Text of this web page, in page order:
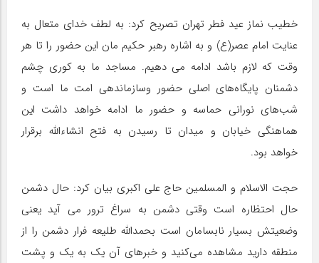
خطیب نماز عید فطر تهران تصریح کرد: به لطف خدای متعال به
عنایت امام عصر(ع) و به اشاره رهبر حکیم مان این حضور را تا هر
وقت که لازم باشد ادامه می دهیم. مساجد ما به کوری چشم
دشمنان پایگاه‌های اصلی حضور وسازماندهی امت ما است و
شب‌های نورانی حماسه و حضور ما ادامه خواهد داشت این
هماهنگی خیابان و میدان تا رسیدن به فتح انشاءالله برقرار
خواهد بود.
حجت الاسلام و المسلمین حاج علی اکبری بیان کرد: حال دشمن
حال احتظاره است وقتی دشمن به سراغ ترور می آید یعنی
وضعیتش بسیار نابسامان است بحمدالله طلیعه فرار دشمن را از
منطقه دارید مشاهده می‌کنید و خبرهای آن یک به یک و پشت